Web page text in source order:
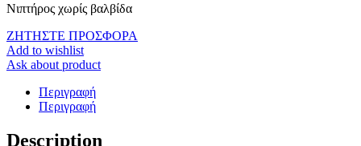
Νιπτήρος χωρίς βαλβίδα
ΖΗΤΗΣΤΕ ΠΡΟΣΦΟΡΑ
Add to wishlist
Ask about product
Περιγραφή
Περιγραφή
Description